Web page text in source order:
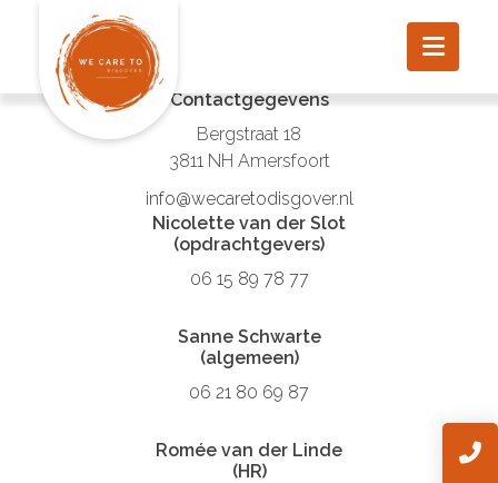
Contactgegevens
Bergstraat 18
3811 NH Amersfoort
info@wecaretodisgover.nl
Nicolette van der Slot
(opdrachtgevers)
06 15 89 78 77
Sanne Schwarte
(algemeen)
06 21 80 69 87
Romée van der Linde
(HR)